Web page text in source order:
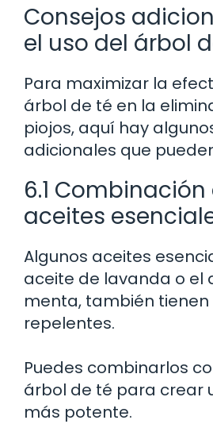
Consejos
el uso del árbol
Para maximizar la
árbol de té en la
piojos, aquí hay
adicionales que
6.1
aceites
Algunos aceites
aceite de lavanda o el
menta, también
repelentes.
Puedes combinarlos
árbol de té para crear
más potente.